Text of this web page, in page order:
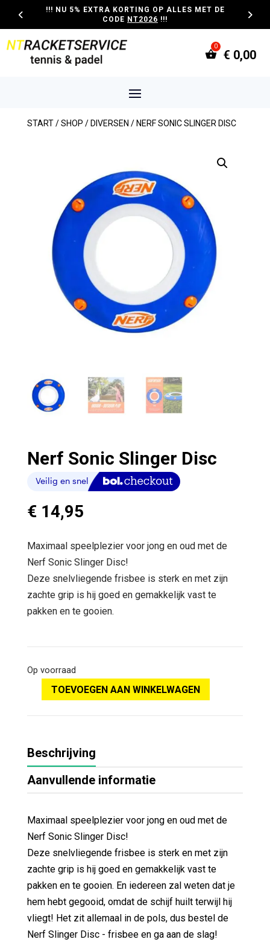
!!! NU 5% EXTRA KORTING OP ALLES MET DE
CODE NT2026 !!!
€ 0,00
START/SHOP / DIVERSEN / NERF SONIC SLINGER DISC
Nerf Sonic Slinger Disc
€14,95
Maximaal speelplezier voor jong en oud met de
Nerf Sonic Slinger Disc!
Deze snelvliegende frisbee is sterk en met zijn
zachte grip is hij goed en gemakkelijk vast te
pakken en te gooien.
Op voorraad
TOEVOEGEN AAN WINKELWAGEN
Beschrijving
Aanvullende informatie
Maximaal speelplezier voor jong en oud met de
Nerf Sonic Slinger Disc!
Deze snelvliegende frisbee is sterk en met zijn
zachte grip is hij goed en gemakkelijk vast te
pakken en te gooien. En iedereen zal weten dat je
hem hebt gegooid, omdat de schijf huilt terwijl hij
vliegt! Het zit allemaal in de pols, dus bestel de
Nerf Slinger Disc - frisbee en ga aan de slag!